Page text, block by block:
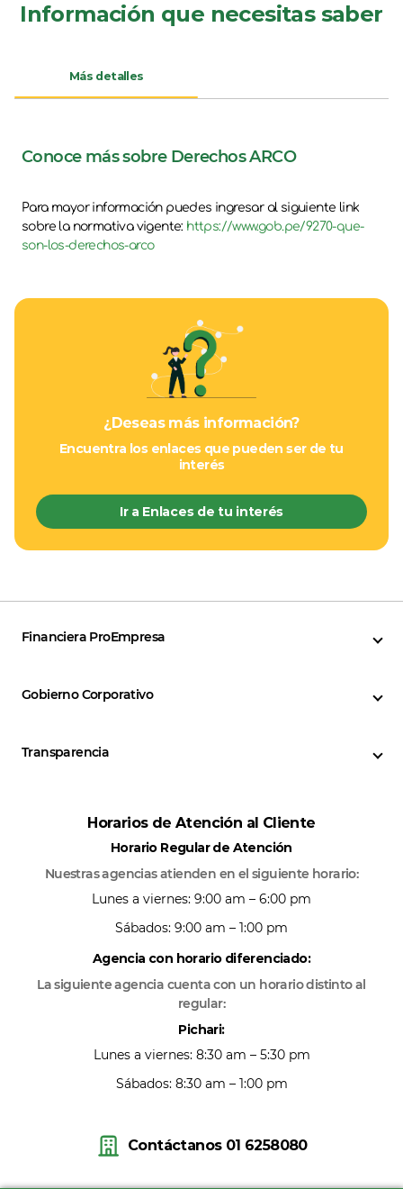
Información que necesitas saber
Más detalles
Conoce más sobre Derechos ARCO
Para mayor información puedes ingresar al siguiente link
sobre la normativa vigente: https://www.gob.pe/9270-que-
son-los-derechos-arco
¿Deseas más información?
Encuentra los enlaces que pueden ser de tu
interés
Ir a Enlaces de tu interés
Financiera ProEmpresa
Gobierno Corporativo
Transparencia
Horarios de Atención al Cliente
Horario Regular de Atención
Nuestras agencias atienden en el siguiente horario:
Lunes a viernes: 9:00 am – 6:00 pm
Sábados: 9:00 am – 1:00 pm
Agencia con horario diferenciado:
La siguiente agencia cuenta con un horario distinto al
regular:
Pichari:
Lunes a viernes: 8:30 am – 5:30 pm
Sábados: 8:30 am – 1:00 pm
Contáctanos 01 6258080